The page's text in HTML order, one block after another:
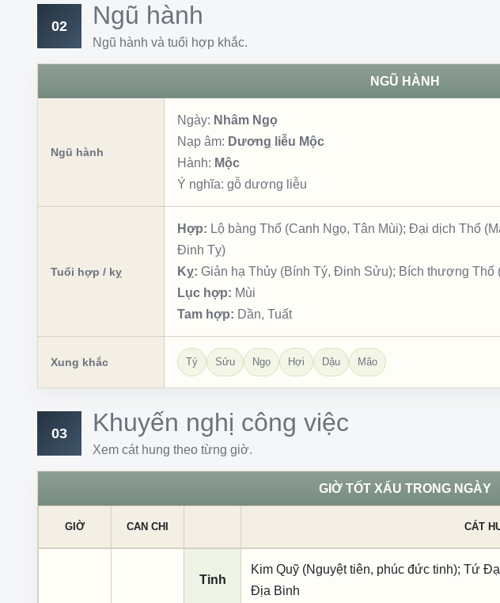
02 Ngũ hành
Ngũ hành và tuổi hợp khắc.
NGŨ HÀNH
Ngũ hành
Ngày: Nhâm Ngọ
Nạp âm: Dương liễu Mộc
Hành: Mộc
Ý nghĩa: gỗ dương liễu
Tuổi hợp / kỵ
Hợp: Lộ bàng Thổ (Canh Ngọ, Tân Mùi); Đại dịch Thổ
Đinh Tỵ)
Kỵ: Giản hạ Thủy (Bính Tý, Đinh Sửu); Bích thượng Thổ
Lục hợp: Mùi
Tam hợp: Dần, Tuất
Xung khắc Tý Sửu Ngọ Hợi Dậu Mão
03 Khuyến nghị công việc
Xem cát hung theo từng giờ.
GIỜ TỐT XẤU TRONG NGÀY
GIỜ CAN CHI CÁT
Tinh
Kim Quỹ (Nguyệt tiên, phúc đức tinh); Tứ
Địa Binh